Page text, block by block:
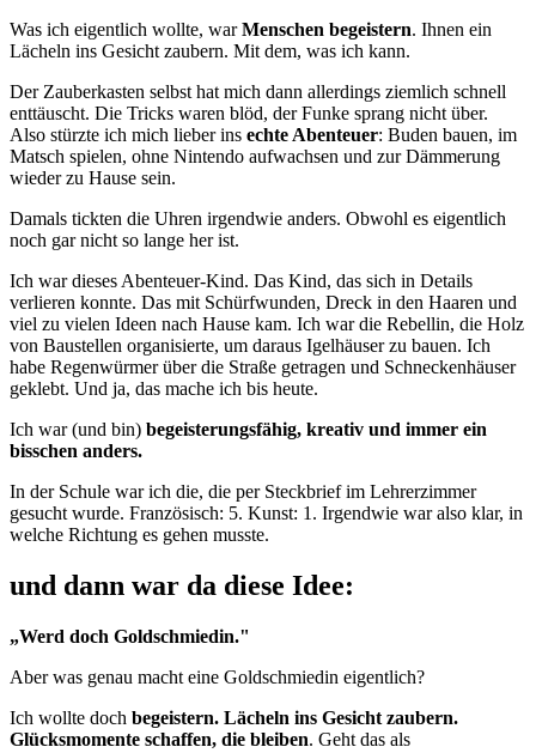
Was ich eigentlich wollte, warMenschen begeistern. Ihnen ein
Lächeln ins Gesicht zaubern. Mit dem, was ich kann.
Der Zauberkasten selbst hat mich dann allerdings ziemlich schnell
enttäuscht. Die Tricks waren blöd, der Funke sprang nicht über.
Also stürzte ich mich lieber ins echte Abenteuer: Buden bauen, im
Matsch spielen, ohne Nintendo aufwachsen und zur Dämmerung
wieder zu Hause sein.
Damals tickten die Uhren irgendwie anders. Obwohl es eigentlich
noch gar nicht so lange her ist.
Ich war dieses Abenteuer-Kind. Das Kind, das sich in Details
verlieren konnte. Das mit Schürfwunden, Dreck in den Haaren und
viel zu vielen Ideen nach Hause kam. Ich war die Rebellin, die Holz
von Baustellen organisierte, um daraus Igelhäuser zu bauen. Ich
habe Regenwürmer über die Straße getragen und Schneckenhäuser
geklebt. Und ja, das mache ich bis heute.
Ich war (und bin) begeisterungsfähig, kreativ und immer ein
bisschen anders.
In der Schule war ich die, die per Steckbrief im Lehrerzimmer
gesucht wurde. Französisch: 5. Kunst: 1. Irgendwie war also klar, in
welche Richtung es gehen musste.
und dann war da diese Idee:
„Werd doch Goldschmiedin."
Aber was genau macht eine Goldschmiedin eigentlich?
Ich wollte doch begeistern. Lächeln ins Gesicht zaubern.
Glücksmomente schaffen, die bleiben. Geht das als